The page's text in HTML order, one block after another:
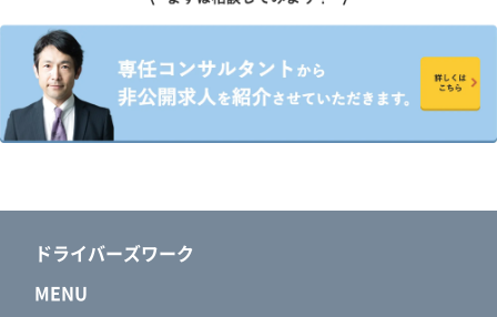
ドライバーズワーク
MENU